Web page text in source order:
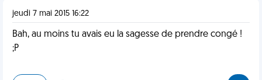
jeudi 7 mai 2015 16:22
Bah, au moins tu avais eu la sagesse de prendre congé !
;P